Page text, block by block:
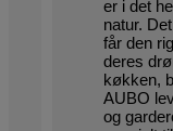
er i det
natur.
får den
deres
køkken,
AUBO
og